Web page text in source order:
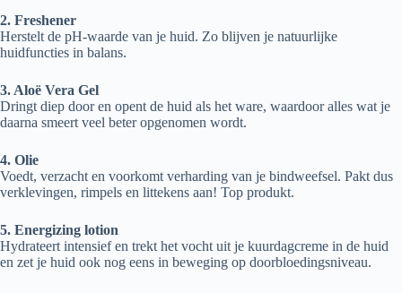
2. Freshener
Herstelt de pH-waarde van je huid. Zo blijven je natuurlijke
huidfuncties in balans.
3. Aloë Vera Gel
Dringt diep door en opent de huid als het ware, waardoor alles wat je
daarna smeert veel beter opgenomen wordt.
4. Olie
Voedt, verzacht en voorkomt verharding van je bindweefsel. Pakt dus
verklevingen, rimpels en littekens aan! Top produkt.
5. Energizing lotion
Hydrateert intensief en trekt het vocht uit je kuurdagcreme in de huid
en zet je huid ook nog eens in beweging op doorbloedingsniveau.